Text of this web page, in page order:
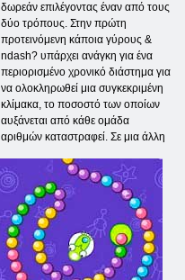
δωρεάν επιλέγοντας έναν από τους
δύο τρόπους. Στην πρώτη
προτεινόμενη κάποια γύρους &
ndash? υπάρχει ανάγκη για ένα
περιορισμένο χρονικό διάστημα για
να ολοκληρωθεί μια συγκεκριμένη
κλίμακα, το ποσοστό των οποίων
αυξάνεται από κάθε ομάδα
αριθμών καταστραφεί. Σε μια άλλη